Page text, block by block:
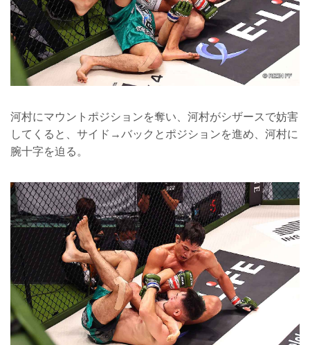
河村にマウントポジションを奪い、河村がシザースで妨害
してくると、サイド→バックとポジションを進め、河村に
腕十字を迫る。